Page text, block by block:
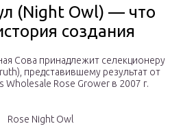
(Night Owl) — что
создания
Сова принадлежит селекционеру
представившему результат от
Wholesale Rose Grower в 2007 г.
Rose Night Owl